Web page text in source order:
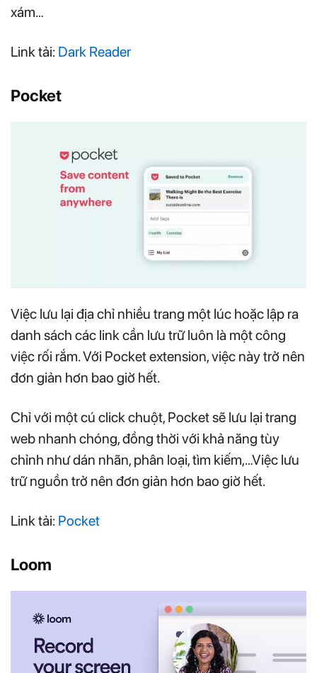
xám…
Link tải: Dark Reader
Pocket
Việc lưu lại địa chỉ nhiều trang một lúc hoặc lập ra
danh sách các link cần lưu trữ luôn là một công
việc rối rắm. Với Pocket extension, việc này trở nên
đơn giản hơn bao giờ hết.
Chỉ với một cú click chuột, Pocket sẽ lưu lại trang
web nhanh chóng, đồng thời với khả năng tùy
chỉnh như dán nhãn, phân loại, tìm kiếm,…Việc lưu
trữ nguồn trở nên đơn giản hơn bao giờ hết.
Link tải: Pocket
Loom